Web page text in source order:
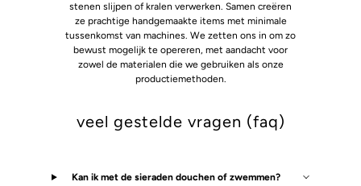
stenen slijpen of kralen verwerken. Samen creëren
ze prachtige handgemaakte items met minimale
tussenkomst van machines. We zetten ons in om zo
bewust mogelijk te opereren, met aandacht voor
zowel de materialen die we gebruiken als onze
productiemethoden.
veel gestelde vragen (faq)
Kan ik met de sieraden douchen of zwemmen?